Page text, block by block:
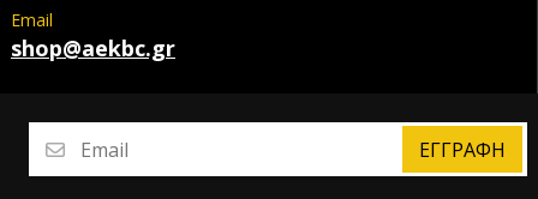
Email
shop@aekbc.gr
ΕΓΓΡΑΦΉ